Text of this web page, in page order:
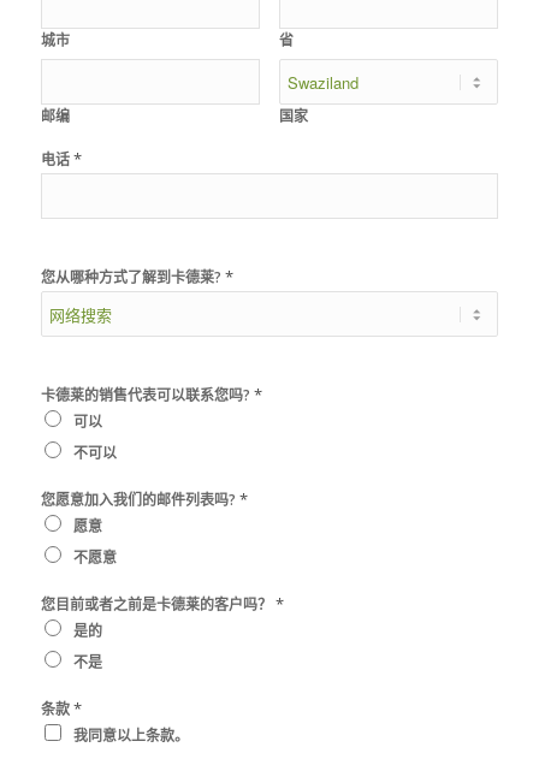
城市 省
邮编 国家
电话*
您从哪种方式了解到卡德莱? *
卡德莱的销售代表可以联系您吗? *
可以
不可以
您愿意加入我们的邮件列表吗? *
愿意
不愿意
您目前或者之前是卡德莱的客户吗？ *
是的
不是
条款*
我同意以上条款。